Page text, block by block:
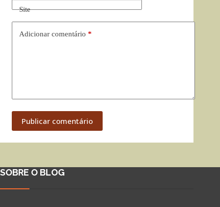
Site
Adicionar comentário *
Publicar comentário
SOBRE O BLOG